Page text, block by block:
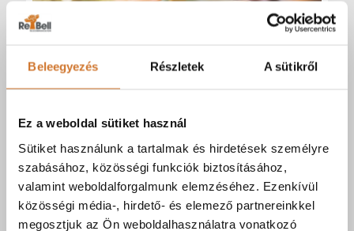
Beleegyezés Részletek A sütikről
Ez a weboldal sütiket használ
Sütiket használunk a tartalmak és hirdetések személyre
szabásához, közösségi funkciók biztosításához,
valamint weboldalforgalmunk elemzéséhez. Ezenkívül
közösségi média-, hirdető- és elemező partnereinkkel
megosztjuk az Ön weboldalhasználatra vonatkozó
2024-08-13
A jövő szolgáltatása a jelenben – VoIP
telefonközpont